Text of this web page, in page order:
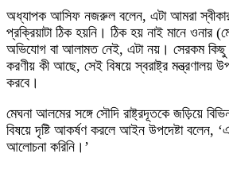
অধ্যাপক আসিফ নজরুল বলেন, এটা আমরা স্বীকার
প্রক্রিয়াটা ঠিক হয়নি। ঠিক হয় নাই মানে ওনার
অভিযোগ বা আলামত নেই, এটা নয়। সেরকম কিছু
করণীয় কী আছে, সেই বিষয়ে স্বরাষ্ট্র মন্ত্রণালয়
করবে।
মেঘনা আলমের সঙ্গে সৌদি রাষ্ট্রদূতকে জড়িয়ে
বিষয়ে দৃষ্টি আকর্ষণ করলে আইন উপদেষ্টা বলেন,
আলোচনা করিনি।’